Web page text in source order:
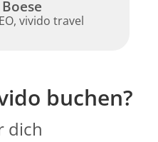
vivido travel
buchen?
dich